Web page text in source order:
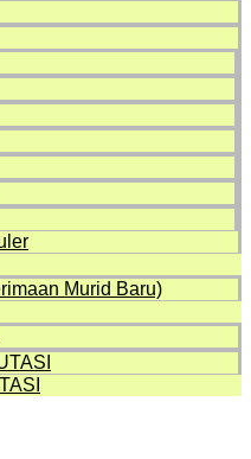
Murid Baru)